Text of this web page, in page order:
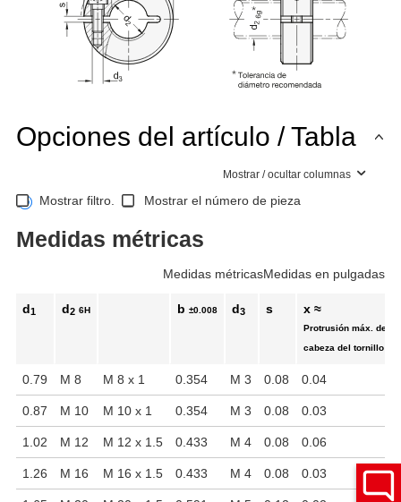
Opciones del artículo / Tabla
Mostrar / ocultar columnas
Mostrar filtro. Mostrar el número de pieza
Medidas métricas
Medidas métricasMedidas en pulgadas
d1 d2 6H b ±0.008 d3 s x ≈
Protrusión máx. de la
cabeza del tornillo
0.79 M 8 M 8 x 1 0.354 M 3 0.08 0.04
0.87 M 10 M 10 x 1 0.354 M 3 0.08 0.03
1.02 M 12 M 12 x 1.5 0.433 M 4 0.08 0.06
1.26 M 16 M 16 x 1.5 0.433 M 4 0.08 0.03